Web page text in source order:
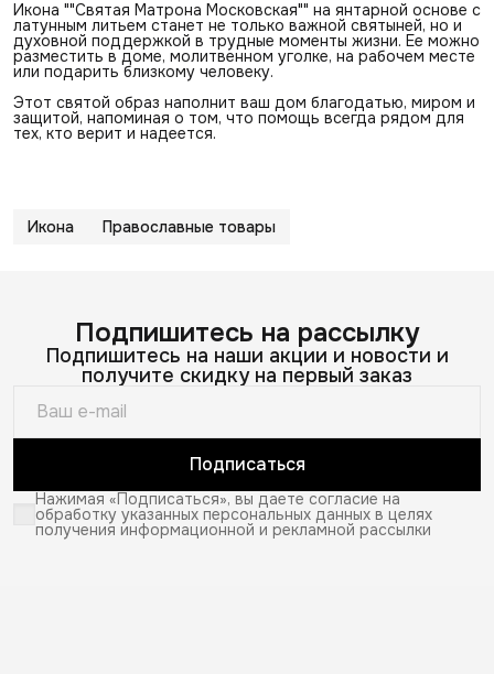
Икона ""Святая Матрона Московская"" на янтарной основе с
латунным литьем станет не только важной святыней, но и
духовной поддержкой в трудные моменты жизни. Ее можно
разместить в доме, молитвенном уголке, на рабочем месте
или подарить близкому человеку.
Этот святой образ наполнит ваш дом благодатью, миром и
защитой, напоминая о том, что помощь всегда рядом для
тех, кто верит и надеется.
Икона Православные товары
Подпишитесь на рассылку
Подпишитесь на наши акции и новости и
получите скидку на первый заказ
Подписаться
Нажимая «Подписаться», вы даете согласие на
обработку указанных персональных данных в целях
получения информационной и рекламной рассылки